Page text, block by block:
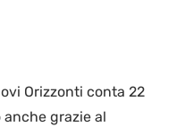
Orizzonti conta 22
grazie al